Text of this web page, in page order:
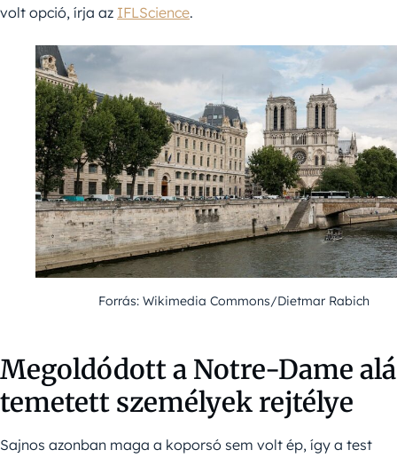
volt opció, írja az IFLScience.
Forrás: Wikimedia Commons/Dietmar Rabich
Megoldódott a Notre-Dame alá
temetett személyek rejtélye
Sajnos azonban maga a koporsó sem volt ép, így a test